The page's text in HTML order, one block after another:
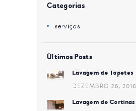
Categorias
serviços
Últimos Posts
Lavagem de Tapetes
DEZEMBRO 28, 2016
Lavagem de Cortinas